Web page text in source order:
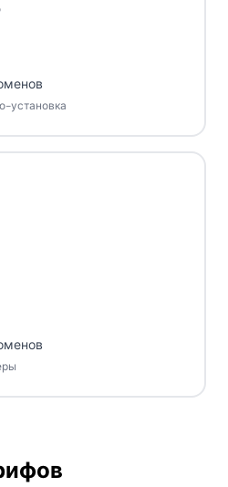
установка